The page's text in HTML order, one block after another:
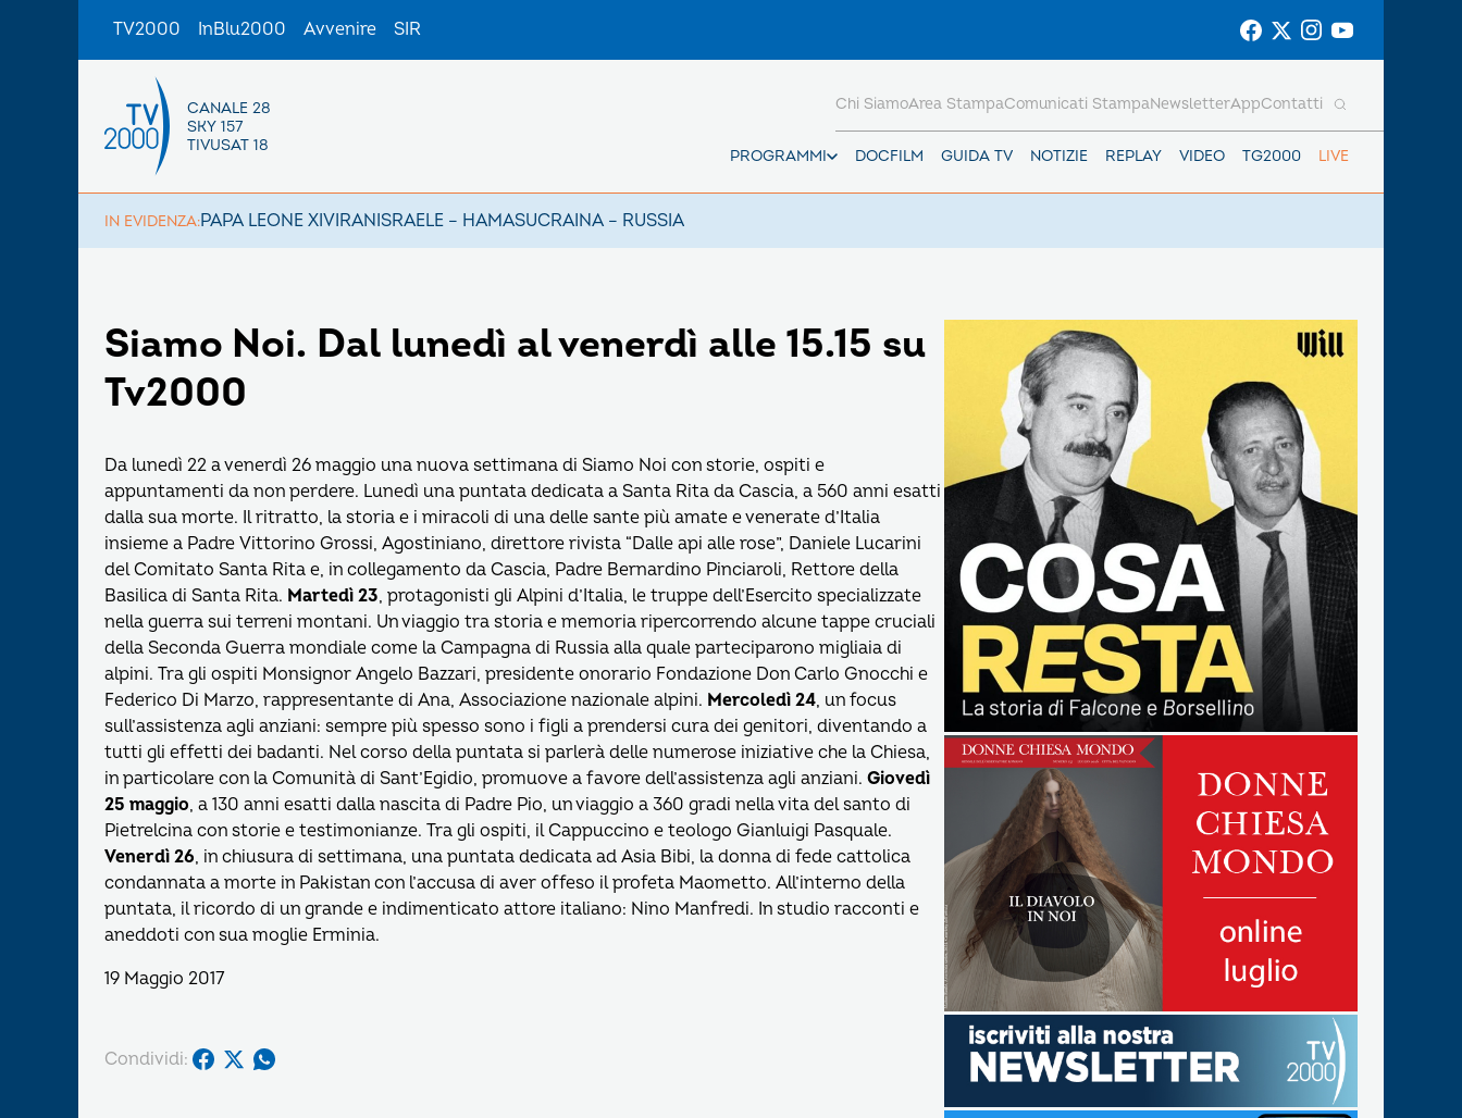
TV2000 InBlu2000 Avvenire SIR
CANALE 28
SKY 157
TIVUSAT 18
PROGRAMMI DOCFILM GUIDA TV NOTIZIE REPLAY VIDEO TG2000 LIVE
Chi SiamoArea StampaComunicati StampaNewsletterAppContatti
IN EVIDENZA:PAPA LEONE XIVIRANISRAELE – HAMASUCRAINA – RUSSIA
Siamo Noi. Dal lunedì al venerdì alle 15.15 su
Tv2000
Da lunedì 22 a venerdì 26 maggio una nuova settimana di Siamo Noi con storie, ospiti e
appuntamenti da non perdere. Lunedì una puntata dedicata a Santa Rita da Cascia, a 560 anni esatti
dalla sua morte. Il ritratto, la storia e i miracoli di una delle sante più amate e venerate d’Italia
insieme a Padre Vittorino Grossi, Agostiniano, direttore rivista “Dalle api alle rose”, Daniele Lucarini
del Comitato Santa Rita e, in collegamento da Cascia, Padre Bernardino Pinciaroli, Rettore della
Basilica di Santa Rita. Martedì 23, protagonisti gli Alpini d’Italia, le truppe dell’Esercito specializzate
nella guerra sui terreni montani. Un viaggio tra storia e memoria ripercorrendo alcune tappe cruciali
della Seconda Guerra mondiale come la Campagna di Russia alla quale parteciparono migliaia di
alpini. Tra gli ospiti Monsignor Angelo Bazzari, presidente onorario Fondazione Don Carlo Gnocchi e
Federico Di Marzo, rappresentante di Ana, Associazione nazionale alpini. Mercoledì 24, un focus
sull’assistenza agli anziani: sempre più spesso sono i figli a prendersi cura dei genitori, diventando a
tutti gli effetti dei badanti. Nel corso della puntata si parlerà delle numerose iniziative che la Chiesa,
in particolare con la Comunità di Sant’Egidio, promuove a favore dell’assistenza agli anziani. Giovedì
25 maggio, a 130 anni esatti dalla nascita di Padre Pio, un viaggio a 360 gradi nella vita del santo di
Pietrelcina con storie e testimonianze. Tra gli ospiti, il Cappuccino e teologo Gianluigi Pasquale.
Venerdì 26, in chiusura di settimana, una puntata dedicata ad Asia Bibi, la donna di fede cattolica
condannata a morte in Pakistan con l’accusa di aver offeso il profeta Maometto. All’interno della
puntata, il ricordo di un grande e indimenticato attore italiano: Nino Manfredi. In studio racconti e
aneddoti con sua moglie Erminia.
19 Maggio 2017
Condividi: